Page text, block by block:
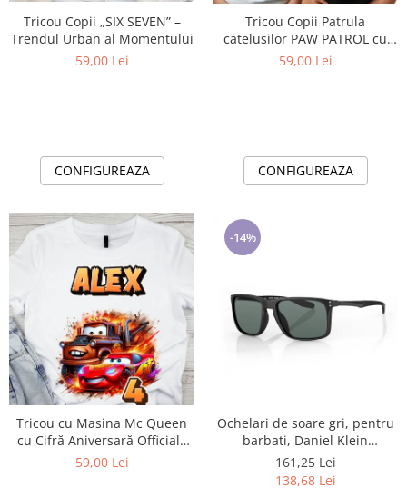
Cadouri pentru Doctori
Cadouri pentru Sfânta Maria
Tricou Copii „SIX SEVEN” –
Trendul Urban al Momentului
59,00 Lei
CONFIGUREAZA
Tricou Copii Patrula
catelusilor PAW PATROL cu
Cifră Aniversară | Cadou
59,00 Lei
CONFIGUREAZA
Tricou cu Masina Mc Queen
cu Cifră Aniversară Official|
Cadou Personalizat e-CADOU
59,00 Lei
-14%
Ochelari de soare gri, pentru
barbati, Daniel Klein
Sunglasses, DK3250-2
161,25 Lei
138,68 Lei